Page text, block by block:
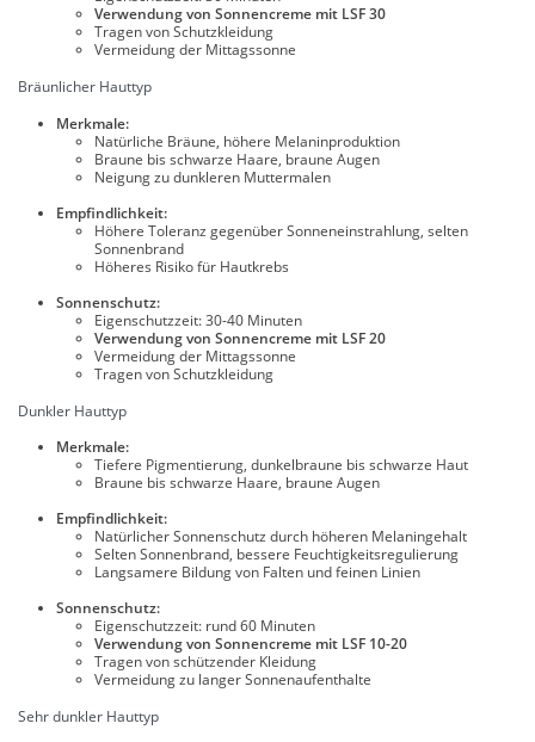
Verwendung von Sonnencreme mit LSF 30
Tragen von Schutzkleidung
Vermeidung der Mittagssonne
Bräunlicher Hauttyp
Merkmale:
Natürliche Bräune, höhere Melaninproduktion
Braune bis schwarze Haare, braune Augen
Neigung zu dunkleren Muttermalen
Empfindlichkeit:
Höhere Toleranz gegenüber Sonneneinstrahlung, selten
Sonnenbrand
Höheres Risiko für Hautkrebs
Sonnenschutz:
Eigenschutzzeit: 30-40 Minuten
Verwendung von Sonnencreme mit LSF 20
Vermeidung der Mittagssonne
Tragen von Schutzkleidung
Dunkler Hauttyp
Merkmale:
Tiefere Pigmentierung, dunkelbraune bis schwarze Haut
Braune bis schwarze Haare, braune Augen
Empfindlichkeit:
Natürlicher Sonnenschutz durch höheren Melaningehalt
Selten Sonnenbrand, bessere Feuchtigkeitsregulierung
Langsamere Bildung von Falten und feinen Linien
Sonnenschutz:
Eigenschutzzeit: rund 60 Minuten
Verwendung von Sonnencreme mit LSF 10-20
Tragen von schützender Kleidung
Vermeidung zu langer Sonnenaufenthalte
Sehr dunkler Hauttyp